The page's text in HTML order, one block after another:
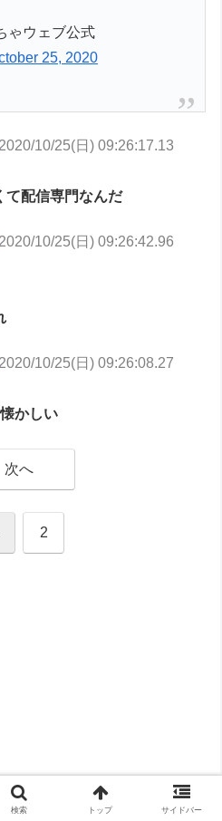
ゃウェブ公式
25, 2020
2020/10/25(日) 09:26:17.13
て配信専門なんだ
2020/10/25(日) 09:26:42.96
2020/10/25(日) 09:26:08.27
かしい
次へ
2
検索 トップ サイドバー